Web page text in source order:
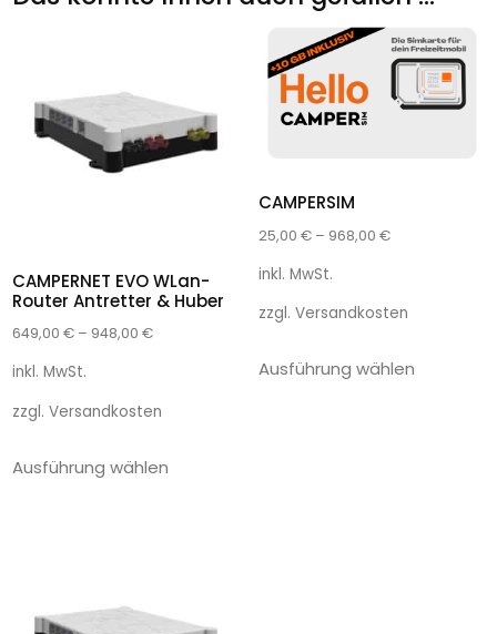
CAMPERNET EVO WLan-
Router Antretter & Huber
649,00 €– 948,00 €
inkl. MwSt.
zzgl. Versandkosten
Ausführung wählen
CAMPERSIM
25,00 €– 968,00 €
inkl. MwSt.
zzgl. Versandkosten
Ausführung wählen